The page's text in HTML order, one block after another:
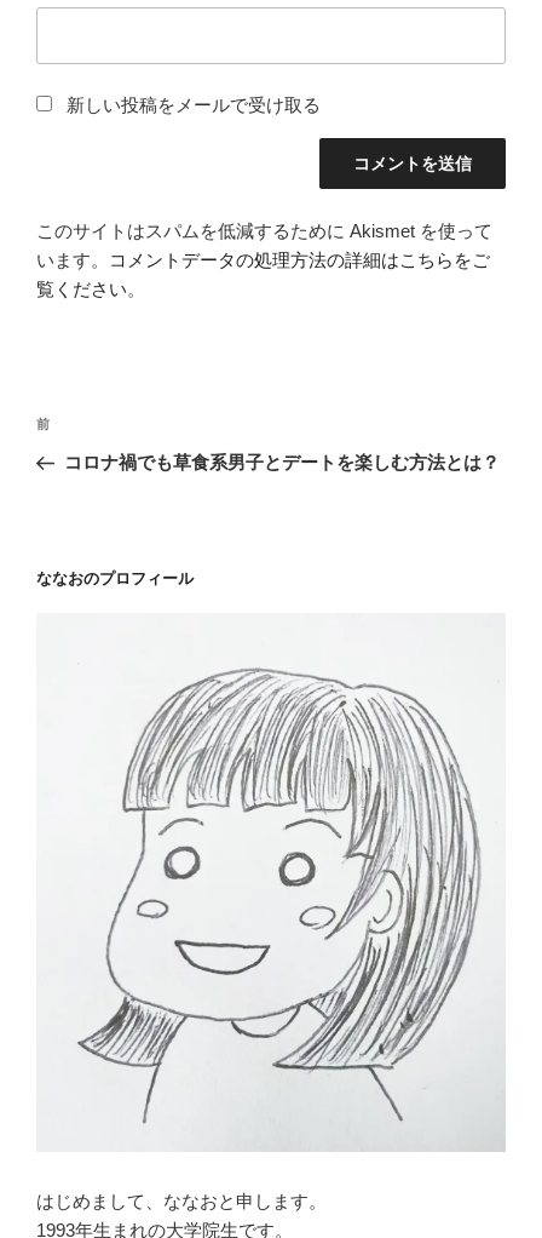
新しい投稿をメールで受け取る
このサイトはスパムを低減するために Akismet を使って
います。
コメントデータの処理方法の詳細はこちらをご
覧ください。
投
ナ
ー
前
の
前
コロナ禍でも草食系男子とデートを楽しむ方法とは？
ななおのプロフィール
はじめまして、ななおと申します。
1993年生まれの大学院生です。